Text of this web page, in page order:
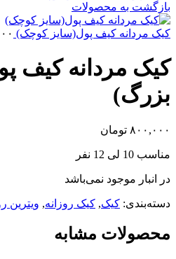
بازگشت به محصولات
کیک مردانه کیف پول(سایز کوچک)
کیک مردانه کیف
بزرگ)
۸۰۰,۰۰۰ تومان
مناسب 10 لی 12 نفر
در انبار موجود نمی‌باشد
دسته‌بندی: کیک, کیک روزانه, ویترین
محصولات مشابه